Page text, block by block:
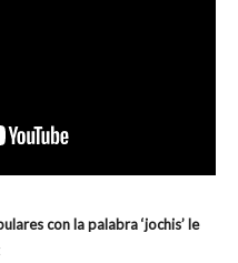
con la palabra ‘jochis’ le